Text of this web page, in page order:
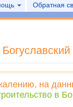
Обратная
на
в